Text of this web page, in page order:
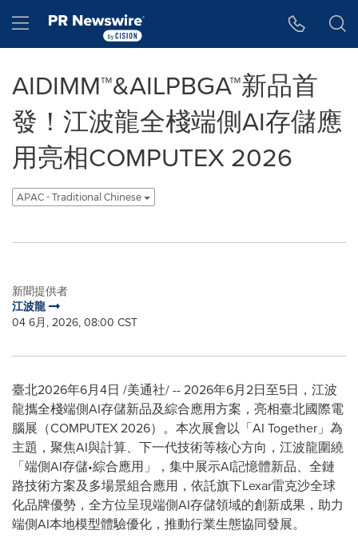
Hamburger menu
AIDIMM™&AILPBGA™新品首
發！江波龍全棧端側AI存儲應
用亮相COMPUTEX 2026
APAC - Traditional Chinese
新聞提供者
江波龍
04 6月, 2026, 08:00 CST
臺北2026年6月4日 /美通社/ -- 2026年6月2日至5日，江波
龍攜全棧端側AI存儲新品及綜合應用方案，亮相臺北國際電
腦展（COMPUTEX 2026）。本次展會以 「AI Together 」 為
主題，聚焦AI與計算、下一代技術等核心方向，江波龍圍繞
「端側AI存儲•綜合應用 」
，集中展示AI記憶體新品、全鏈
路技術方案及多場景組合應用，依託旗下Lexar雷克沙全球
化品牌優勢，全方位呈現端側AI存儲領域的創新成果，助力
端側AI本地模型體驗優化，推動行業生態協同發展。